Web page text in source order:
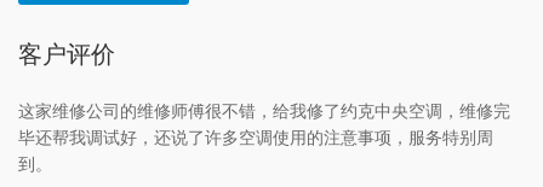
客户评价
这家维修公司的维修师傅很不错，给我修了约克中央空调，维修完
毕还帮我调试好，还说了许多空调使用的注意事项，服务特别周
到。